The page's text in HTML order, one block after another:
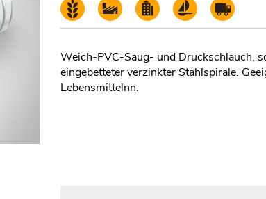
Weich-PVC-Saug- und Druckschlauch,
eingebetteter verzinkter Stahlspirale.
Lebensmittelnn.